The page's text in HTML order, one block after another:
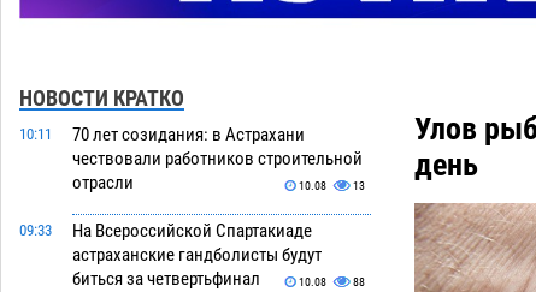
НОВОСТИ КРАТКО
10:11
70 лет созидания: в Астрахани
чествовали работников строительной
отрасли
10.08 13
09:33
На Всероссийской Спартакиаде
астраханские гандболисты будут
биться за четвертьфинал
10.08 88
Улов
день